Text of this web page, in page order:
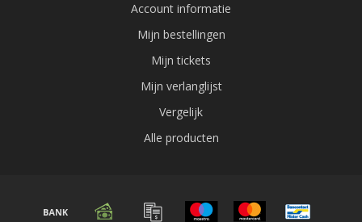
Account informatie
Mijn bestellingen
Mijn tickets
Mijn verlanglijst
Vergelijk
Alle producten